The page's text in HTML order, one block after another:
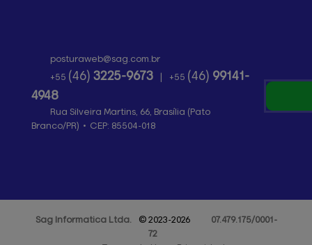
posturaweb@sag.com.br
+55 (46) 3225-9673 +55 (46) 99141-
4948
Rua Silveira Martins, 66, Brasília (Pato
Branco/PR) • CEP: 85504-018
Sag Informatica Ltda. © 2023-2026
07.479.175/0001-
72